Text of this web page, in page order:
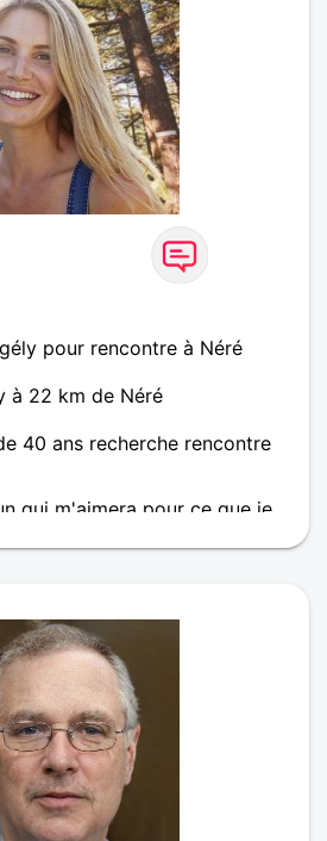
pour rencontre à Néré
à 22 km de Néré
40 ans recherche rencontre
qui m'aimera pour ce que je